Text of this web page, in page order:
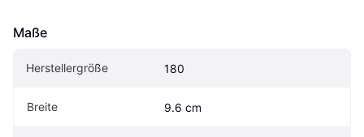
Maße
Herstellergröße 180
Breite 9.6 cm